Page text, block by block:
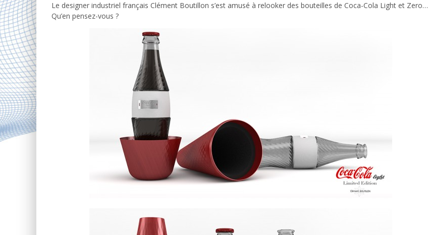
Le designer industriel français Clément Boutillon s’est amusé à relooker des bouteilles de Coca-Cola Light et Zero…
Qu’en pensez-vous ?